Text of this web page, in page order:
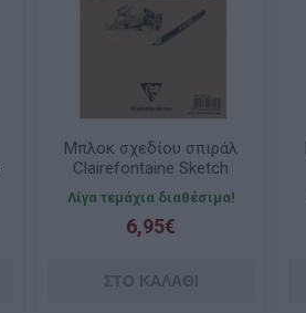
Μπλοκ σχεδίου σπιράλ
Clairefontaine Sketch
Wirebound Pad 100
φύλλων A5 14.8x21cm
90gr
Λίγα τεμάχια διαθέσιμα!
6,95€